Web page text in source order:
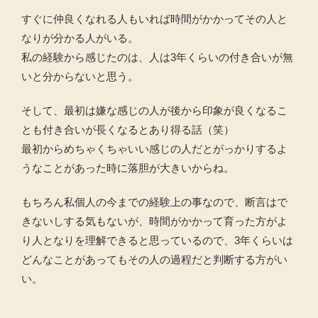
すぐに仲良くなれる人もいれば時間がかかってその人と
なりが分かる人がいる。
私の経験から感じたのは、人は3年くらいの付き合いが無
いと分からないと思う。
そして、最初は嫌な感じの人が後から印象が良くなるこ
とも付き合いが長くなるとあり得る話（笑）
最初からめちゃくちゃいい感じの人だとがっかりするよ
うなことがあった時に落胆が大きいからね。
もちろん私個人の今までの経験上の事なので、断言はで
きないしする気もないが、時間がかかって育った方がよ
り人となりを理解できると思っているので、3年くらいは
どんなことがあってもその人の過程だと判断する方がい
い。